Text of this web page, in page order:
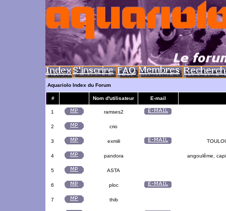
Aquariolo Index du Forum
# Nom d'utilisateur E-mail
1 ramses2
2 crio
3 exmili
4 pandora angoulême,
5 ASTA
6 ploc
7 thib